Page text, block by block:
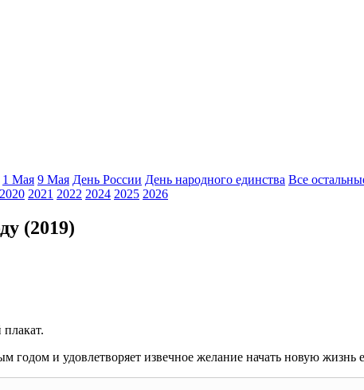
1 Мая 9 Мая День России День народного единства Все
2020 2021 2022 2024 2025 2026
(2019)
годом и удовлетворяет извечное желание начать новую жизнь